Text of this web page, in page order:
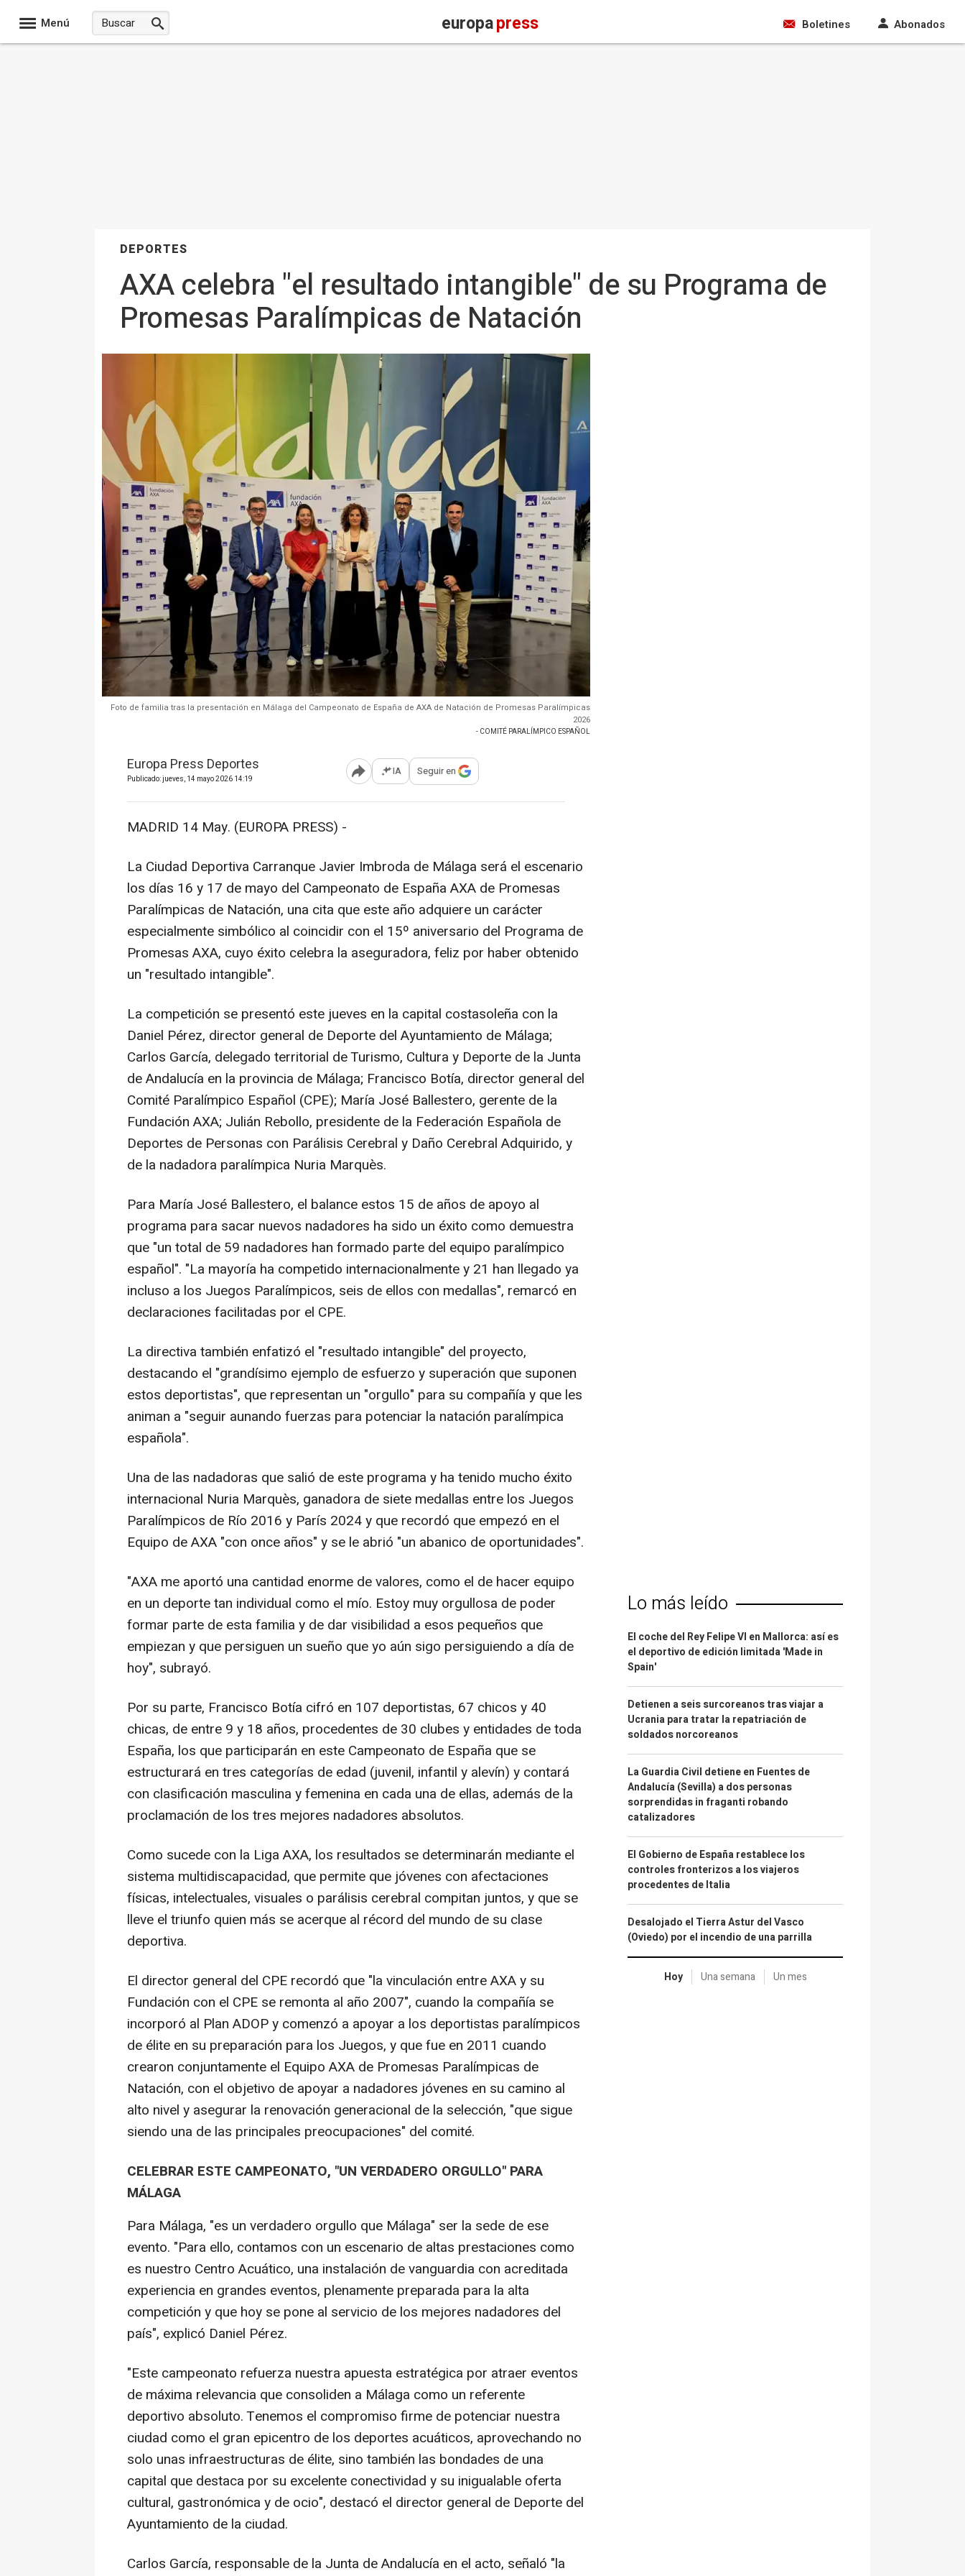
Menú europapress Boletines Abonados
DEPORTES
AXA celebra "el resultado intangible" de su Programa de
Promesas Paralímpicas de Natación
Foto de familia tras la presentación en Málaga del Campeonato de España de AXA de Natación de Promesas Paralímpicas
2026
- COMITÉ PARALÍMPICO ESPAÑOL
Europa Press Deportes
Publicado: jueves, 14 mayo 2026 14:19 Abrir opciones para compartir
IA Seguir en
MADRID 14 May. (EUROPA PRESS) -
La Ciudad Deportiva Carranque Javier Imbroda de Málaga será el escenario
los días 16 y 17 de mayo del Campeonato de España AXA de Promesas
Paralímpicas de Natación, una cita que este año adquiere un carácter
especialmente simbólico al coincidir con el 15º aniversario del Programa de
Promesas AXA, cuyo éxito celebra la aseguradora, feliz por haber obtenido
un "resultado intangible".
La competición se presentó este jueves en la capital costasoleña con la
Daniel Pérez, director general de Deporte del Ayuntamiento de Málaga;
Carlos García, delegado territorial de Turismo, Cultura y Deporte de la Junta
de Andalucía en la provincia de Málaga; Francisco Botía, director general del
Comité Paralímpico Español (CPE); María José Ballestero, gerente de la
Fundación AXA; Julián Rebollo, presidente de la Federación Española de
Deportes de Personas con Parálisis Cerebral y Daño Cerebral Adquirido, y
de la nadadora paralímpica Nuria Marquès.
Para María José Ballestero, el balance estos 15 de años de apoyo al
programa para sacar nuevos nadadores ha sido un éxito como demuestra
que "un total de 59 nadadores han formado parte del equipo paralímpico
español". "La mayoría ha competido internacionalmente y 21 han llegado ya
incluso a los Juegos Paralímpicos, seis de ellos con medallas", remarcó en
declaraciones facilitadas por el CPE.
La directiva también enfatizó el "resultado intangible" del proyecto,
destacando el "grandísimo ejemplo de esfuerzo y superación que suponen
estos deportistas", que representan un "orgullo" para su compañía y que les
animan a "seguir aunando fuerzas para potenciar la natación paralímpica
española".
Una de las nadadoras que salió de este programa y ha tenido mucho éxito
internacional Nuria Marquès, ganadora de siete medallas entre los Juegos
Paralímpicos de Río 2016 y París 2024 y que recordó que empezó en el
Equipo de AXA "con once años" y se le abrió "un abanico de oportunidades".
"AXA me aportó una cantidad enorme de valores, como el de hacer equipo
en un deporte tan individual como el mío. Estoy muy orgullosa de poder
formar parte de esta familia y de dar visibilidad a esos pequeños que
empiezan y que persiguen un sueño que yo aún sigo persiguiendo a día de
hoy", subrayó.
Por su parte, Francisco Botía cifró en 107 deportistas, 67 chicos y 40
chicas, de entre 9 y 18 años, procedentes de 30 clubes y entidades de toda
España, los que participarán en este Campeonato de España que se
estructurará en tres categorías de edad (juvenil, infantil y alevín) y contará
con clasificación masculina y femenina en cada una de ellas, además de la
proclamación de los tres mejores nadadores absolutos.
Como sucede con la Liga AXA, los resultados se determinarán mediante el
sistema multidiscapacidad, que permite que jóvenes con afectaciones
físicas, intelectuales, visuales o parálisis cerebral compitan juntos, y que se
lleve el triunfo quien más se acerque al récord del mundo de su clase
deportiva.
El director general del CPE recordó que "la vinculación entre AXA y su
Fundación con el CPE se remonta al año 2007", cuando la compañía se
incorporó al Plan ADOP y comenzó a apoyar a los deportistas paralímpicos
de élite en su preparación para los Juegos, y que fue en 2011 cuando
crearon conjuntamente el Equipo AXA de Promesas Paralímpicas de
Natación, con el objetivo de apoyar a nadadores jóvenes en su camino al
alto nivel y asegurar la renovación generacional de la selección, "que sigue
siendo una de las principales preocupaciones" del comité.
CELEBRAR ESTE CAMPEONATO, "UN VERDADERO ORGULLO" PARA
MÁLAGA
Para Málaga, "es un verdadero orgullo que Málaga" ser la sede de ese
evento. "Para ello, contamos con un escenario de altas prestaciones como
es nuestro Centro Acuático, una instalación de vanguardia con acreditada
experiencia en grandes eventos, plenamente preparada para la alta
competición y que hoy se pone al servicio de los mejores nadadores del
país", explicó Daniel Pérez.
"Este campeonato refuerza nuestra apuesta estratégica por atraer eventos
de máxima relevancia que consoliden a Málaga como un referente
deportivo absoluto. Tenemos el compromiso firme de potenciar nuestra
ciudad como el gran epicentro de los deportes acuáticos, aprovechando no
solo unas infraestructuras de élite, sino también las bondades de una
capital que destaca por su excelente conectividad y su inigualable oferta
cultural, gastronómica y de ocio", destacó el director general de Deporte del
Ayuntamiento de la ciudad.
Carlos García, responsable de la Junta de Andalucía en el acto, señaló "la
Lo más leído
El coche del Rey Felipe VI en Mallorca: así es
el deportivo de edición limitada 'Made in
Spain'
Detienen a seis surcoreanos tras viajar a
Ucrania para tratar la repatriación de
soldados norcoreanos
La Guardia Civil detiene en Fuentes de
Andalucía (Sevilla) a dos personas
sorprendidas in fraganti robando
catalizadores
El Gobierno de España restablece los
controles fronterizos a los viajeros
procedentes de Italia
Desalojado el Tierra Astur del Vasco
(Oviedo) por el incendio de una parrilla
Hoy Una semana Un mes